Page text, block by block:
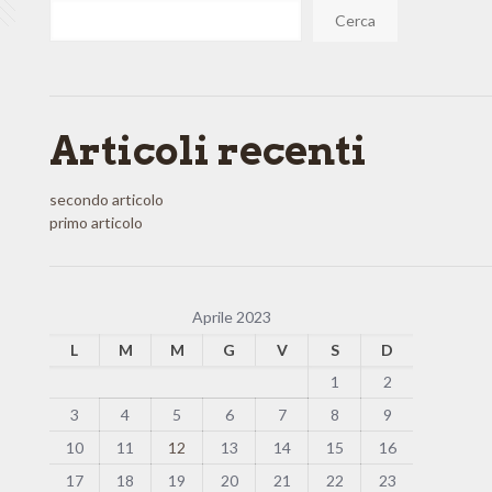
Cerca
Articoli recenti
secondo articolo
primo articolo
Aprile 2023
L
M M G V S
D
1
2
3
4 5 6 7 8
9
10
11 12 13 14 15
16
17
18 19 20 21 22 23